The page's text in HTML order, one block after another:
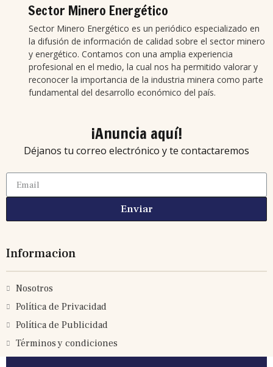
Sector Minero Energético
Sector Minero Energético es un periódico especializado en
la difusión de información de calidad sobre el sector minero
y energético. Contamos con una amplia experiencia
profesional en el medio, la cual nos ha permitido valorar y
reconocer la importancia de la industria minera como parte
fundamental del desarrollo económico del país.
¡Anuncia aquí!
Déjanos tu correo electrónico y te contactaremos
Enviar
Informacion
Nosotros
Política de Privacidad
Política de Publicidad
Términos y condiciones